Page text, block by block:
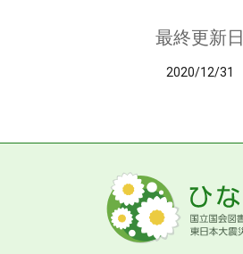
最終更新日
2020/12/31